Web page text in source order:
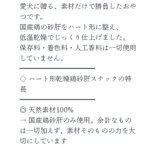
愛犬に贈る、素材だけで勝負したおや
つです。
国産鶏の砂肝をハート形に整え、
低温乾燥でじっくり仕上げました。
保存料・着色料・人工香料は一切使用
していません。
━━━━━━━━━━━
◇ ハート形乾燥鶏砂肝スナックの特
長
━━━━━━━━━━━
◎ 天然素材100%
→ 国産鶏砂肝のみ使用。余計なもの
は一切加えず、素材そのものの力を大
切にしています